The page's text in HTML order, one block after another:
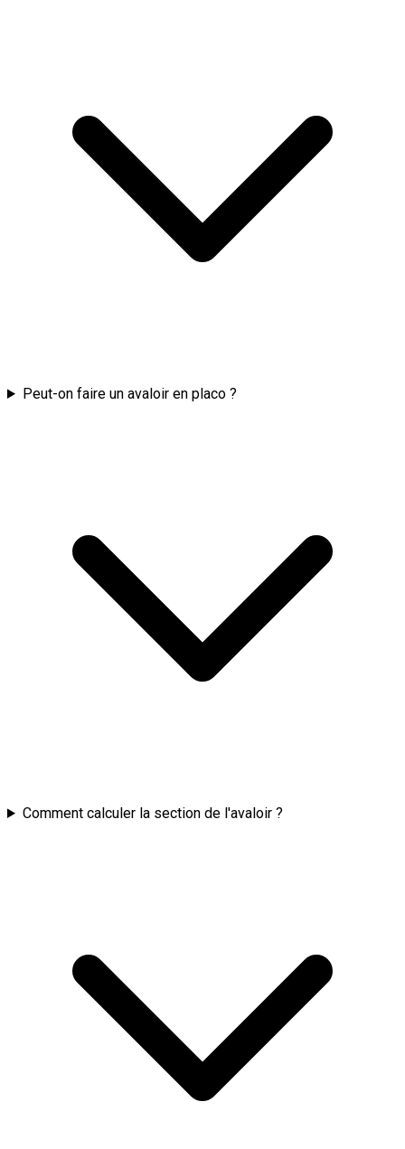
Peut-on faire un avaloir en placo ?
Comment calculer la section de l'avaloir ?